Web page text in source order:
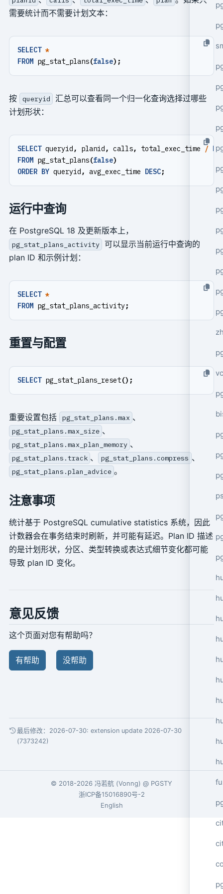
需要统计而不需要计划文本：
SELECT *
FROM pg_stat_plans(false);
按 queryid
汇总可以查看同一个归一化查询选择过哪些
计划形状：
SELECT queryid, planid, calls, total_exec_time /
FROM pg_stat_plans(false)
ORDER BY queryid, avg_exec_time DESC;
运行中查询
在 PostgreSQL 18 及更新版本上，
pg_stat_plans_activity 可以显示当前运行中查询的
plan ID 和示例计划：
SELECT *
FROM pg_stat_plans_activity;
重置与配置
SELECT pg_stat_plans_reset();
重要设置包括 pg_stat_plans.max 、
pg_stat_plans.max_size 、
pg_stat_plans.max_plan_memory 、
pg_stat_plans.track 、 pg_stat_plans.compress 、
pg_stat_plans.plan_advice 。
注意事项
统计基于 PostgreSQL cumulative statistics 系统，因此
计数器会在事务结束时刷新，并可能有延迟。Plan ID 描述
的是计划形状，分区、类型转换或表达式细节变化都可能
导致 plan ID 变化。
意见反馈
这个页面对您有帮助吗？
有帮助 没帮助
最后修改：2026-07-30: extension update 2026-07-30
(7373242)
© 2018-2026 冯若航 (Vonng) @ PGSTY
浙ICP备15016890号-2
English